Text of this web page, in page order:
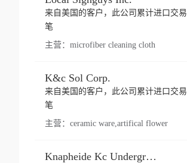
来自美国的客户，此公司累计进口交易
笔
主营： microfiber cleaning cloth
K&c Sol Corp.
来自美国的客户，此公司累计进口交易
笔
主营： ceramic ware,artifical flower
Knapheide Kc Underground